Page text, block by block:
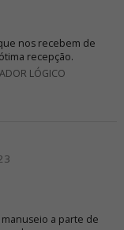
nos recebem de
recepção.
LÓGICO
a parte de